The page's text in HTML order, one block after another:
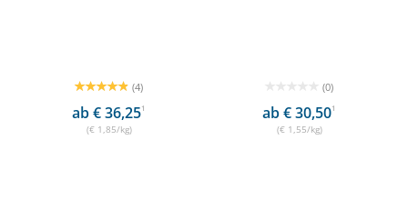
(4)
ab € 36,251
(€ 1,85/kg)
(0)
ab € 30,501
(€ 1,55/kg)